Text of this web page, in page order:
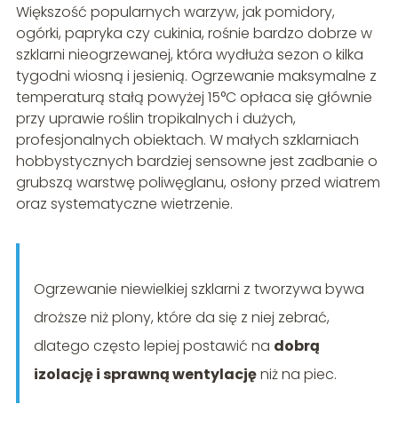
Większość popularnych warzyw, jak pomidory,
ogórki, papryka czy cukinia, rośnie bardzo dobrze w
szklarni nieogrzewanej, która wydłuża sezon o kilka
tygodni wiosną i jesienią. Ogrzewanie maksymalne z
temperaturą stałą powyżej 15°C opłaca się głównie
przy uprawie roślin tropikalnych i dużych,
profesjonalnych obiektach. W małych szklarniach
hobbystycznych bardziej sensowne jest zadbanie o
grubszą warstwę poliwęglanu, osłony przed wiatrem
oraz systematyczne wietrzenie.
Ogrzewanie niewielkiej szklarni z tworzywa bywa
droższe niż plony, które da się z niej zebrać,
dlatego często lepiej postawić na dobrą
izolację i sprawną wentylacjęniż na piec.